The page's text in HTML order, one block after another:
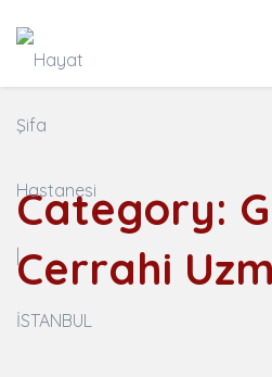
Category:
Cerrahi